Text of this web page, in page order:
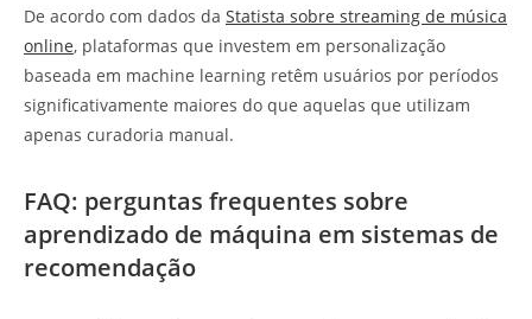
De acordo com dados da Statista sobre streaming de música
online, plataformas que investem em personalização
baseada em machine learning retêm usuários por períodos
significativamente maiores do que aquelas que utilizam
apenas curadoria manual.
FAQ: perguntas frequentes sobre
aprendizado de máquina em sistemas de
recomendação